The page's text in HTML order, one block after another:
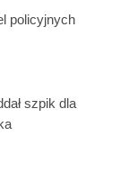
policyjnych
szpik dla